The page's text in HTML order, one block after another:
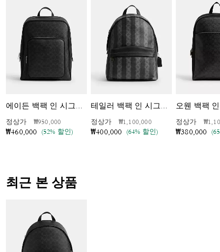
에이든 백팩 인 시그니처 캔버스
정상가 가격 인하 전
₩950,000인하됨
₩460,000 (52% 할인)
테일러 백팩 인 시그니처 캔버스 위드 스트라이프
정상가 가격 인하 전
₩1,100,000인하됨
₩400,000 (64% 할인)
정상가 가격
₩380,000
최근 본 상품